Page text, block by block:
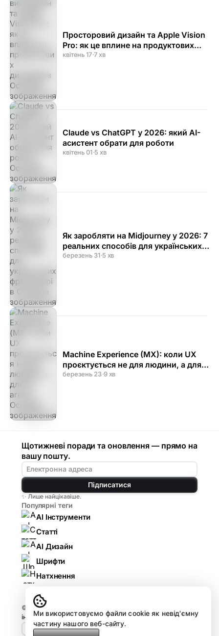
Просторовий дизайн та Apple Vision
Pro: як це вплине на продуктових
дизайнерів
квітень 17·7 хв
Claude vs ChatGPT у 2026: який AI-
асистент обрати для роботи
квітень 01·5 хв
Як заробляти на Midjourney у 2026: 7
реальних способів для українських
фрилансерів
березень 31·5 хв
Machine Experience (MX): коли UX
проєктується не для людини, а для
AI-агента
березень 23·9 хв
Щотижневі поради та оновлення — прямо на
вашу пошту.
Підписатися
✨ Лише найцікавіше.
Популярні теги
AI Інструменти
Статті
AI Дизайн
Шрифти
Натхнення
© 2026
інструменти, гайди, огляди.
🤘🏻 Design HUB by Komarov
Реклама та співпраця
Ми використовуємо файли cookie як невід'ємну
частину нашого веб-сайту.